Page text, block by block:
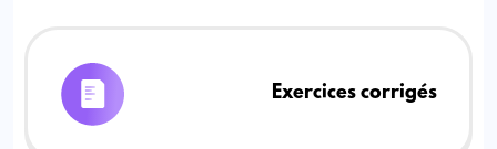
Exercices corrigés